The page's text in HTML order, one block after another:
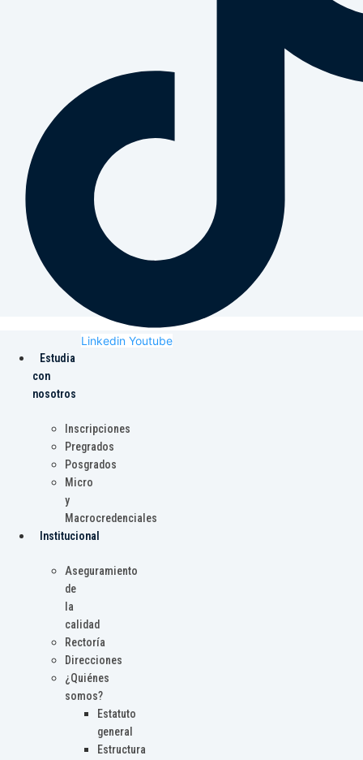
Linkedin Youtube
Estudia
con
nosotros
Inscripciones
Pregrados
Posgrados
Micro
y
Macrocredenciales
Institucional
Aseguramiento
de
la
calidad
Rectoría
Direcciones
¿Quiénes
somos?
Estatuto
general
Estructura